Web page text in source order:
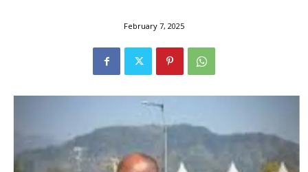
February 7, 2025